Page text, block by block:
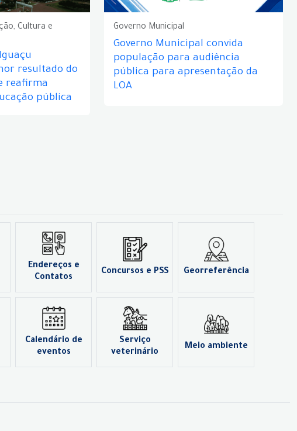
Cultura e
resultado do
reafirma
pública
Governo Municipal
Governo Municipal convida
população para audiência
pública para apresentação da
LOA
Endereços e
Contatos
Concursos e PSS Georreferência
Calendário de
eventos
Serviço
veterinário
Meio ambiente